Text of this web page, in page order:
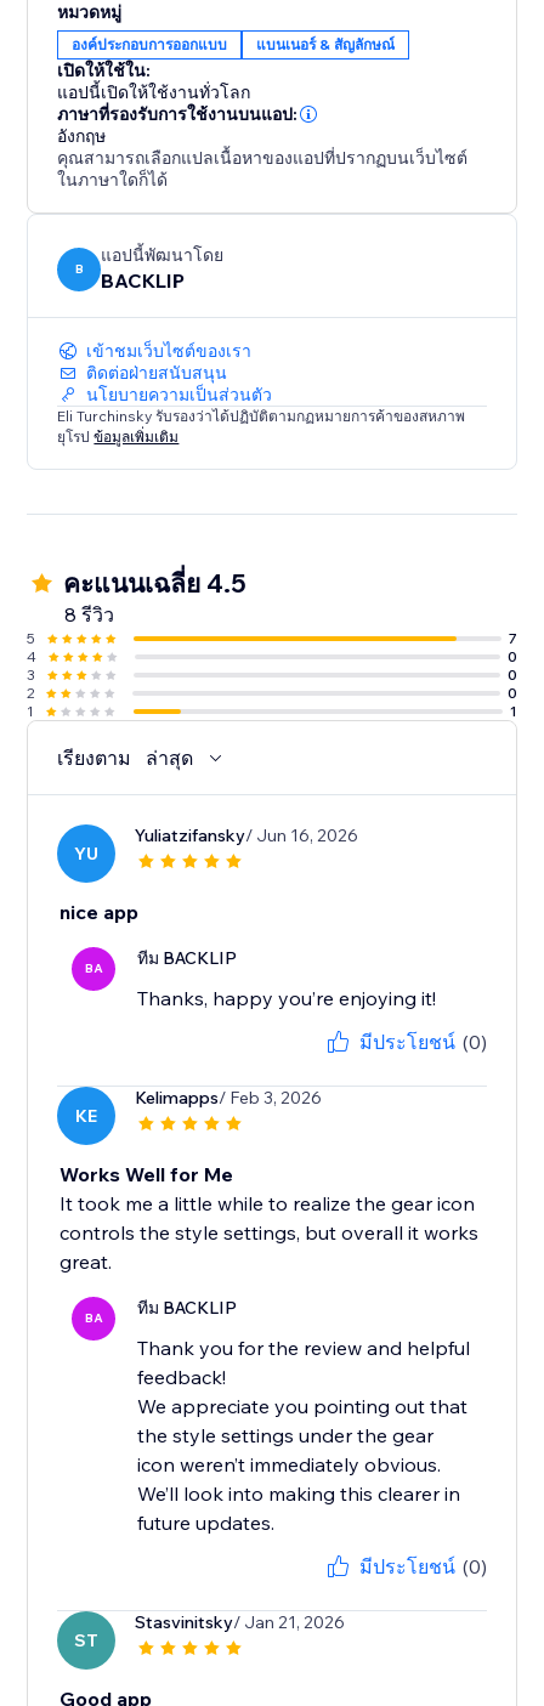
Whether you’re managing a business site, blog, or
personal website, this scrolling announcement bar is
an essential feature for effectively delivering key
updates and ensuring that important messages are
seen by your audience.
หมวดหมู่
องค์ประกอบการออกแบบ แบนเนอร์ & สัญลักษณ์
เปิดให้ใช้ใน:
แอปนี้เปิดให้ใช้งานทั่วโลก
ภาษาที่รองรับการใช้งานบนแอป:
อังกฤษ
คุณสามารถเลือกแปลเนื้อหาของแอปที่ปรากฏบนเว็บไซต์
ในภาษาใดก็ได้
B
แอปนี้พัฒนาโดย
BACKLIP
เข้าชมเว็บไซต์ของเรา
ติดต่อฝ่ายสนับสนุน
นโยบายความเป็นส่วนตัว
Eli Turchinsky รับรองว่าได้ปฏิบัติตามกฏหมายการค้าของสหภาพ
ยุโรปข้อมูลเพิ่มเติม
คะแนนเฉลี่ย 4.5
8 รีวิว
5
7
4
0
3
0
2
0
1
1
เรียงตาม ล่าสุด
YU
Yuliatzifansky/ Jun 16, 2026
nice app
BA ทีม BACKLIP
Thanks, happy you’re enjoying it!
มีประโยชน์ (0)
KE
Kelimapps/ Feb 3, 2026
Works Well for Me
It took me a little while to realize the gear icon
controls the style settings, but overall it works
great.
BA ทีม BACKLIP
Thank you for the review and helpful
feedback!
We appreciate you pointing out that
the style settings under the gear
icon weren’t immediately obvious.
We’ll look into making this clearer in
future updates.
มีประโยชน์ (0)
ST
Stasvinitsky/ Jan 21, 2026
Good app